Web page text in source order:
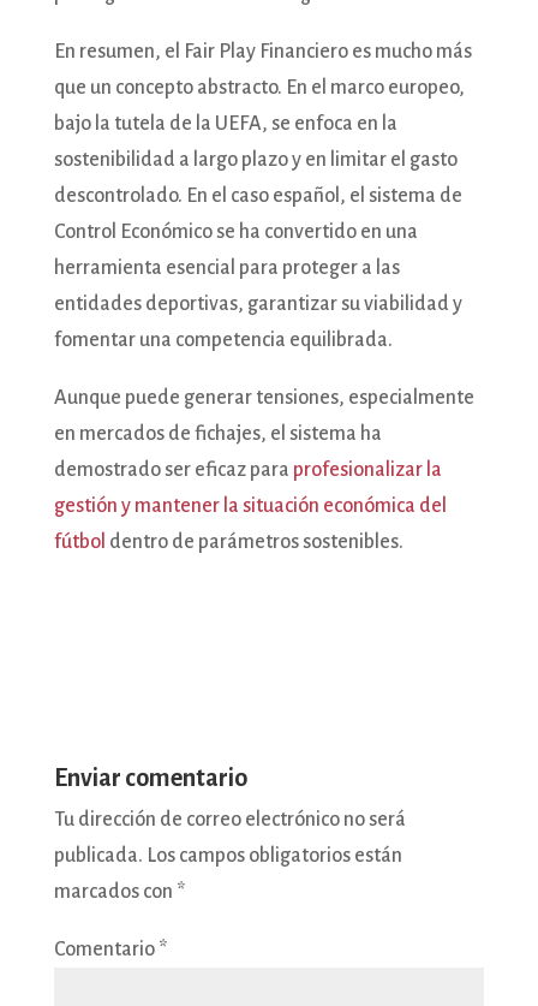
En resumen, el Fair Play Financiero es mucho más
que un concepto abstracto. En el marco europeo,
bajo la tutela de la UEFA, se enfoca en la
sostenibilidad a largo plazo y en limitar el gasto
descontrolado. En el caso español, el sistema de
Control Económico se ha convertido en una
herramienta esencial para proteger a las
entidades deportivas, garantizar su viabilidad y
fomentar una competencia equilibrada.
Aunque puede generar tensiones, especialmente
en mercados de fichajes, el sistema ha
demostrado ser eficaz para profesionalizar la
gestión y mantener la situación económica del
fútbol dentro de parámetros sostenibles.
Enviar comentario
Tu dirección de correo electrónico no será
publicada. Los campos obligatorios están
marcados con *
Comentario *